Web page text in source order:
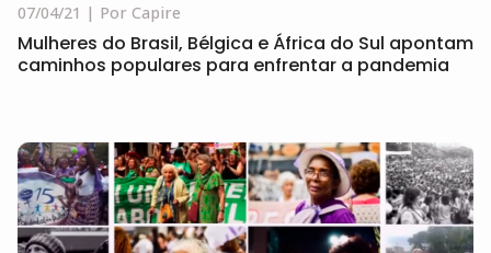
07/04/21 Por Capire
Mulheres do Brasil, Bélgica e África do Sul apontam
caminhos populares para enfrentar a pandemia